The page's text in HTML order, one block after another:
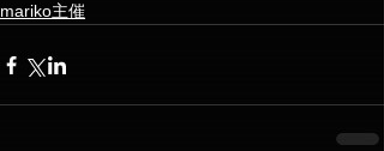
mariko主催